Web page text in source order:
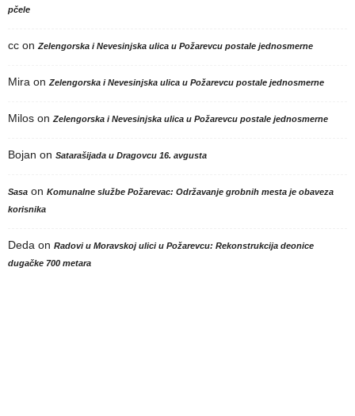
pčele
cc on Zelengorska i Nevesinjska ulica u Požarevcu postale jednosmerne
Mira on Zelengorska i Nevesinjska ulica u Požarevcu postale jednosmerne
Milos on Zelengorska i Nevesinjska ulica u Požarevcu postale jednosmerne
Bojan on Satarašijada u Dragovcu 16. avgusta
Sasa on Komunalne službe Požarevac: Održavanje grobnih mesta je obaveza
korisnika
Deda on Radovi u Moravskoj ulici u Požarevcu: Rekonstrukcija deonice
dugačke 700 metara